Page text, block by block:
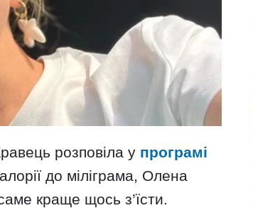
розповіла у програмі
до міліграма, Олена
краще щось з’їсти.